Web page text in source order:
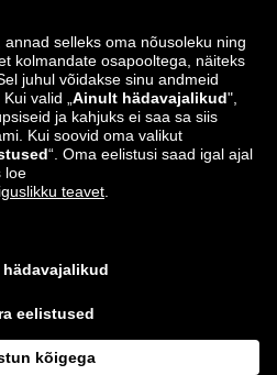
zalando-lounge.ee
zalando-lounge.no